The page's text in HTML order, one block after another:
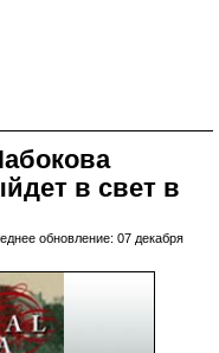
в свет в
обновление: 07 декабря